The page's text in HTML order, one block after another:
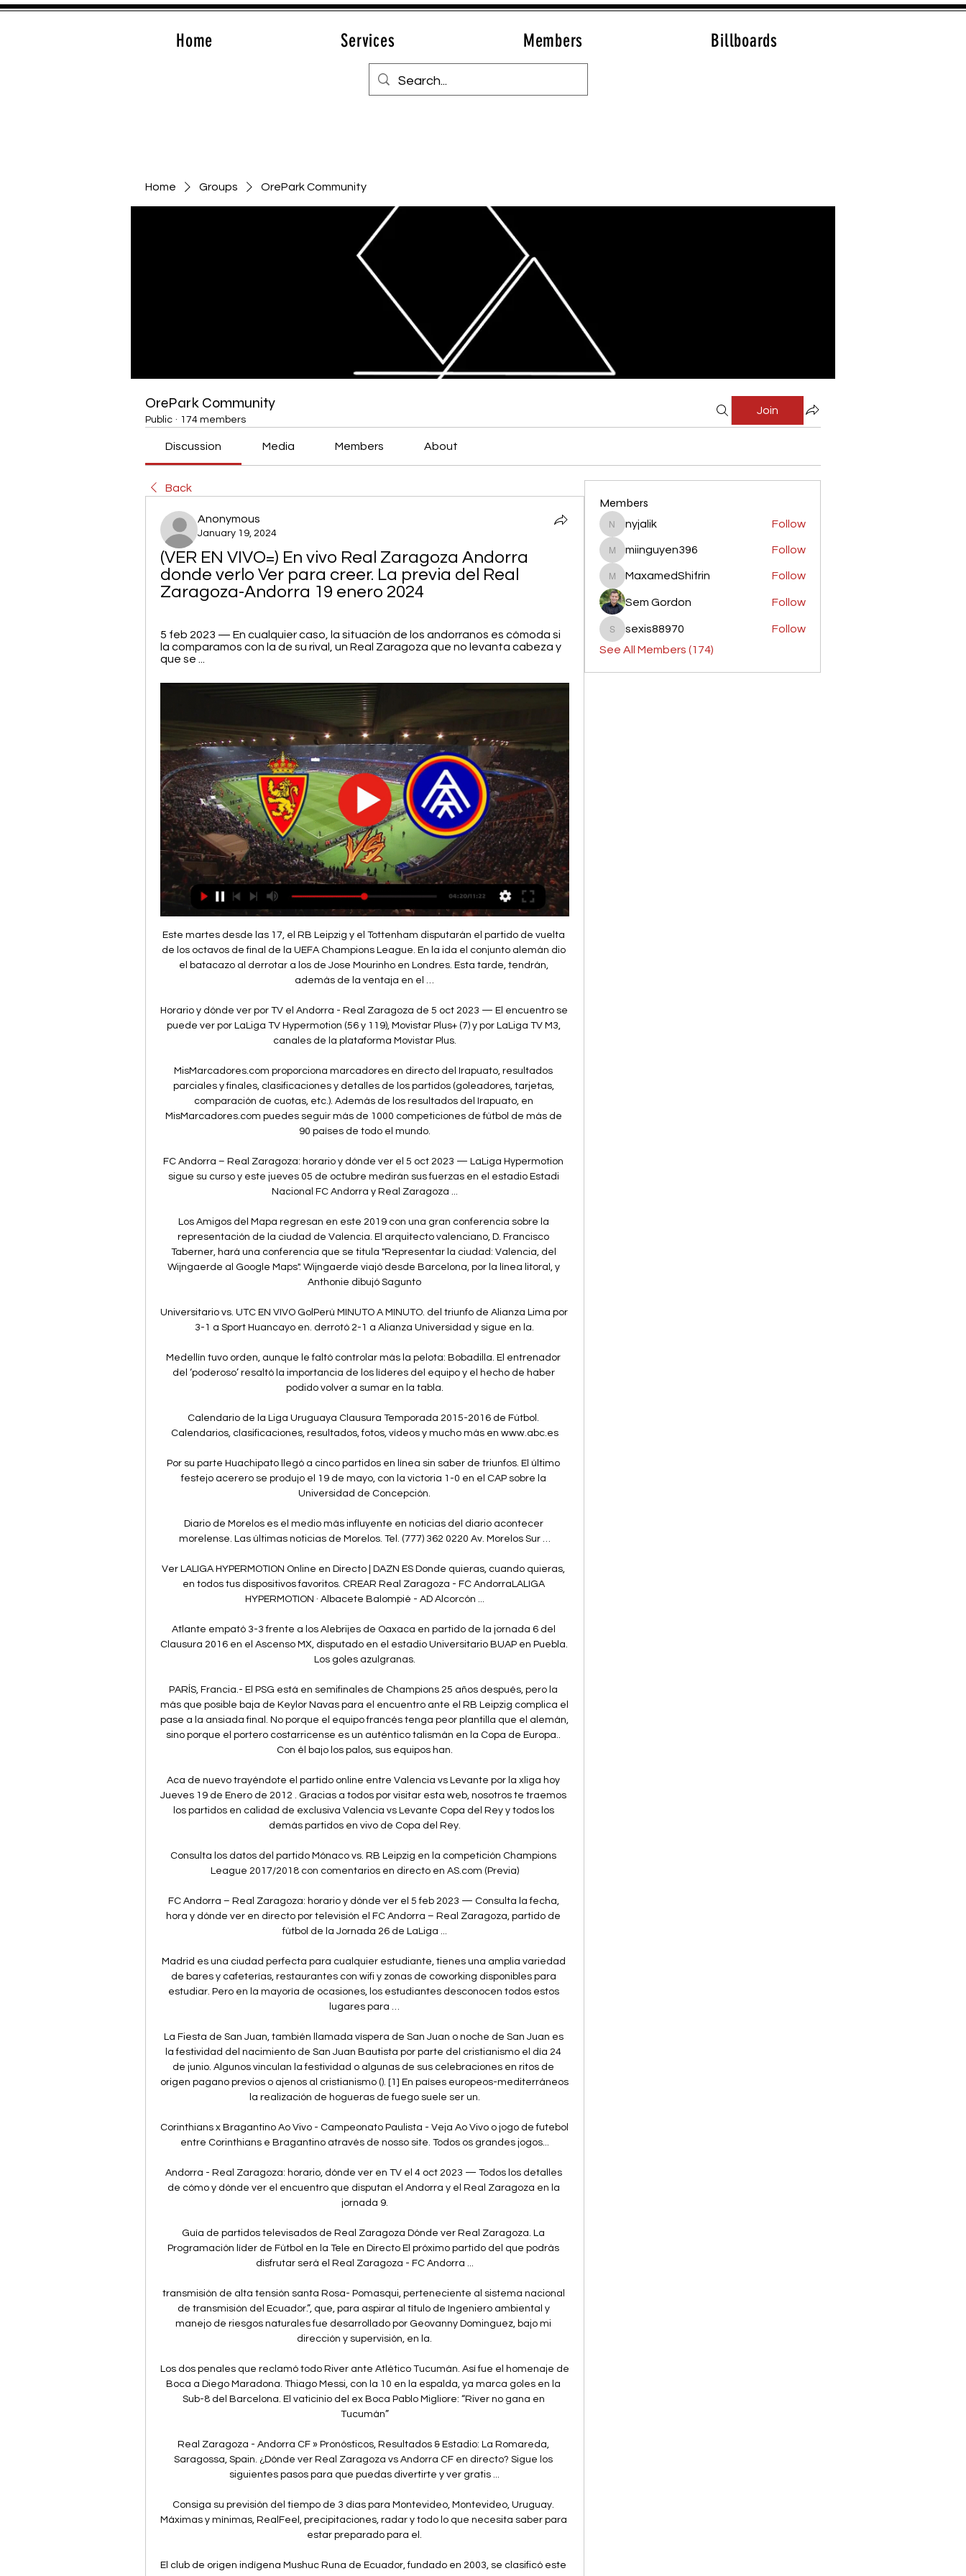
Home Services Members Billboards
Home Groups OrePark Community
OrePark Community
Public · 174 members
Join
Discussion Media Members About
Back
Anonymous
January 19, 2024
(VER EN VIVO=) En vivo Real Zaragoza Andorra
donde verlo Ver para creer. La previa del Real
Zaragoza-Andorra 19 enero 2024
5 feb 2023 — En cualquier caso, la situación de los andorranos es cómoda si
la comparamos con la de su rival, un Real Zaragoza que no levanta cabeza y
que se ...
Este martes desde las 17, el RB Leipzig y el Tottenham disputarán el partido de vuelta de los octavos de final de la UEFA Champions League. En la ida el conjunto alemán dio el batacazo al derrotar a los de Jose Mourinho en Londres. Esta tarde, tendrán, además de la ventaja en el …

Horario y dónde ver por TV el Andorra - Real Zaragoza de 5 oct 2023 — El encuentro se puede ver por LaLiga TV Hypermotion (56 y 119), Movistar Plus+ (7) y por LaLiga TV M3, canales de la plataforma Movistar Plus.

MisMarcadores.com proporciona marcadores en directo del Irapuato, resultados parciales y finales, clasificaciones y detalles de los partidos (goleadores, tarjetas, comparación de cuotas, etc.). Además de los resultados del Irapuato, en MisMarcadores.com puedes seguir más de 1000 competiciones de fútbol de más de 90 países de todo el mundo.

FC Andorra – Real Zaragoza: horario y dónde ver el 5 oct 2023 — LaLiga Hypermotion sigue su curso y este jueves 05 de octubre medirán sus fuerzas en el estadio Estadi Nacional FC Andorra y Real Zaragoza ...

Los Amigos del Mapa regresan en este 2019 con una gran conferencia sobre la representación de la ciudad de Valencia. El arquitecto valenciano, D. Francisco Taberner, hará una conferencia que se titula "Representar la ciudad: Valencia, del Wijngaerde al Google Maps". Wijngaerde viajó desde Barcelona, por la línea litoral, y Anthonie dibujó Sagunto

Universitario vs. UTC EN VIVO GolPerú MINUTO A MINUTO. del triunfo de Alianza Lima por 3-1 a Sport Huancayo en. derrotó 2-1 a Alianza Universidad y sigue en la.

Medellín tuvo orden, aunque le faltó controlar más la pelota: Bobadilla. El entrenador del ‘poderoso’ resaltó la importancia de los líderes del equipo y el hecho de haber podido volver a sumar en la tabla.

Calendario de la Liga Uruguaya Clausura Temporada 2015-2016 de Fútbol. Calendarios, clasificaciones, resultados, fotos, vídeos y mucho más en www.abc.es

Por su parte Huachipato llegó a cinco partidos en línea sin saber de triunfos. El último festejo acerero se produjo el 19 de mayo, con la victoria 1-0 en el CAP sobre la Universidad de Concepción.

Diario de Morelos es el medio más influyente en noticias del diario acontecer morelense. Las últimas noticias de Morelos. Tel. (777) 362 0220 Av. Morelos Sur …

Ver LALIGA HYPERMOTION Online en Directo | DAZN ES Donde quieras, cuando quieras, en todos tus dispositivos favoritos. CREAR Real Zaragoza - FC AndorraLALIGA HYPERMOTION · Albacete Balompié - AD Alcorcón ...

Atlante empató 3-3 frente a los Alebrijes de Oaxaca en partido de la jornada 6 del Clausura 2016 en el Ascenso MX, disputado en el estadio Universitario BUAP en Puebla. Los goles azulgranas.

PARÍS, Francia.- El PSG está en semifinales de Champions 25 años después, pero la más que posible baja de Keylor Navas para el encuentro ante el RB Leipzig complica el pase a la ansiada final. No porque el equipo francés tenga peor plantilla que el alemán, sino porque el portero costarricense es un auténtico talismán en la Copa de Europa.. Con él bajo los palos, sus equipos han.

Aca de nuevo trayéndote el partido online entre Valencia vs Levante por la xliga hoy Jueves 19 de Enero de 2012 . Gracias a todos por visitar esta web, nosotros te traemos los partidos en calidad de exclusiva Valencia vs Levante Copa del Rey y todos los demás partidos en vivo de Copa del Rey.

Consulta los datos del partido Mónaco vs. RB Leipzig en la competición Champions League 2017/2018 con comentarios en directo en AS.com (Previa)

FC Andorra – Real Zaragoza: horario y dónde ver el 5 feb 2023 — Consulta la fecha, hora y dónde ver en directo por televisión el FC Andorra – Real Zaragoza, partido de fútbol de la Jornada 26 de LaLiga ...

Madrid es una ciudad perfecta para cualquier estudiante, tienes una amplia variedad de bares y cafeterías, restaurantes con wifi y zonas de coworking disponibles para estudiar. Pero en la mayoría de ocasiones, los estudiantes desconocen todos estos lugares para …

La Fiesta de San Juan, también llamada víspera de San Juan o noche de San Juan es la festividad del nacimiento de San Juan Bautista por parte del cristianismo el día 24 de junio. Algunos vinculan la festividad o algunas de sus celebraciones en ritos de origen pagano previos o ajenos al cristianismo (). [1] En países europeos-mediterráneos la realización de hogueras de fuego suele ser un.

Corinthians x Bragantino Ao Vivo - Campeonato Paulista - Veja Ao Vivo o jogo de futebol entre Corinthians e Bragantino através de nosso site. Todos os grandes jogos...

Andorra - Real Zaragoza: horario, dónde ver en TV el 4 oct 2023 — Todos los detalles de cómo y dónde ver el encuentro que disputan el Andorra y el Real Zaragoza en la jornada 9.

Guía de partidos televisados de Real Zaragoza Dónde ver Real Zaragoza. La Programación líder de Fútbol en la Tele en Directo El próximo partido del que podrás disfrutar será el Real Zaragoza - FC Andorra ...

transmisión de alta tensión santa Rosa- Pomasqui, perteneciente al sistema nacional de transmisión del Ecuador.”, que, para aspirar al título de Ingeniero ambiental y manejo de riesgos naturales fue desarrollado por Geovanny Dominguez, bajo mi dirección y supervisión, en la.

Los dos penales que reclamó todo River ante Atlético Tucumán. Así fue el homenaje de Boca a Diego Maradona. Thiago Messi, con la 10 en la espalda, ya marca goles en la Sub-8 del Barcelona. El vaticinio del ex Boca Pablo Migliore: “River no gana en Tucumán”

Real Zaragoza - Andorra CF » Pronósticos, Resultados & Estadio: La Romareda, Saragossa, Spain. ¿Dónde ver Real Zaragoza vs Andorra CF en directo? Sigue los siguientes pasos para que puedas divertirte y ver gratis ...

Consiga su previsión del tiempo de 3 días para Montevideo, Montevideo, Uruguay. Máximas y mínimas, RealFeel, precipitaciones, radar y todo lo que necesita saber para estar preparado para el.

El club de origen indígena Mushuc Runa de Ecuador, fundado en 2003, se clasificó este sábado a la Copa Sudamericana de 2019, en la que hará su estreno internacional tras emerger al fútbol profesional hace cuatro años.. El conjunto del Ponchito, como es conocido, logró su boleto al ganar con el global de 3-2 al popular Aucas de Quito en un repechaje para el torneo regional, con victoria.

Por favor, solicita a tu amigo que te genere una nueva invitación. Si lo prefieres, puedes continuar con el proceso de alta en Alsa Plus, pero PERDERÁS las ventajas de ingresar por invitación.

Seis partidos se disputarán esta noche, correspondientes a la décima jornada de la segunda fase en la Liga Nacional de Básquetbol. Libertad de Sunchales juega en un difícil reducto - Diario El.

Dónde ver en directo online Andorra vs. Zaragoza de 5 feb 2023 — En cualquier caso, la situación de los andorranos es cómoda si la comparamos con la de su rival, un Real Zaragoza que no levanta cabeza y que se ...

Cienciano y Atlético Grau abren la jornada del martes desde las 11:00 de la mañana en el estadio Alberto Gallardo. Luego, Sport Boys pone a prueba su equipo ante Sporting Cristal de Roberto.

Grávidas podem transmitir aos bebés coronavírus, informam as autoridades chinesas. Uma mulher gravida infetada com o novo coronavírus pode passá-lo para o bebé, informaram os médios chineses do Hospital Infantil de Wuhan. Ler oficial Partilhar: Facebook Twitter WhatsApp Messenger.

La programación de la última fecha de la Segunda Rueda de la Primera B. Curicó Unido. Un relajado Curicó Unido perdió en casa frente a La Serena en su último partido en Primera B. Rangers. Rangers doblegó al campeón Curicó Unido en intenso Clásico del Maule.

Sigue la actualidad a través del portal de noticias de CNN Chile.. mientras que Palestino y el Chile 4 lo harán. Director general de la OMS afirma que casos actuales de transmisión de.

San Lorenzo-Gimnasia, en vivo: cómo ver online el partido por los cuartos de final de la Copa Argentina 2016 - LA NACION.. San Lorenzo de Almagro Gimnasia y esgrima.

Costa Rica elegido para ser parte del más grande y ambicioso Estudio Mundial de Neurociencia Aplicada a la Educación jamás realizado en el mundo. Este estudio abarca más 5.000 estudiantes en 75 centros educativos de 5 países. Gracias a los NeuroLabs, las instituciones educativas podrán m

Vía Formosa. Nuevo aumento de luz decidido por TRANSNEA afecta a Formosa. Los nuevos valores entraron en vigencia a partir del 1 de agosto e impactarán de manera directa sobre la facturación a …

Haz click aquí para ver Personal Bolívar vs Minas Tenis Clube en directo. Toda la emoción del Voleibol en streaming desde tu casa. No te pierdas la acción de …

El partido entre San Lorenzo de Almagro y Estudiantes de La Plata se celebrará el 25.01.2020, a la hora 21:40.El lugar del encuentro, que promete ser muy emocionante, será Estadio Pedro Bidegaín.

Este domingo, desde las 19:00h, la final de la Supercopa de España se juega en Radioestadio. Desde el estadio King Abdullah, viviremos el derbi de la capital de España con la narración de.

Murió Juan Carlos Montes,. San Lorenzo derrotó a Lanús en un partido electrizante.. Carloni responsabilizó a Maradona por las bombas de estruendo en el Gigante.

Un duro compromiso afrontará esta noche Libertad de Sunchales, cuando desde las 21:30 visite a Argentino de Junín en un encuentro correspondiente a la octava fecha de la segunda fase de la Liga.

Encontrá tu radio online en Cienradios. Escuchá música, lee noticias online y mirá los principales videos. La 100, Folklore, Latinos, Lentos, Románticos y Rock Nacional.

La Real Sociedad accedió a los cuartos de final de la Copa del Rey después de eliminar al Osasuna en los octavos, disputados en el Reale Arena. Un doblete de Isak y un tanto de Odegaard acabaron.

Real Zaragoza: marcadores en directo, resultados y partidos Real Zaragoza - FC Andorra, 27.01. AD Alcorcón - Real Zaragoza, 05.02. Real Únete a nosotros en Melbourne y observa hasta dónde llegarán las potencias de ...

FC Andorra - Zaragoza de LaLiga SmartBank: Horario y 30 ene 2023 — H
Members
nyjalik
nyjalik Follow
miinguyen396
miinguyen396 Follow
MaxamedShifrin
MaxamedShifrin Follow
Sem Gordon Follow
sexis88970
sexis88970
Follow
See All Members (174)